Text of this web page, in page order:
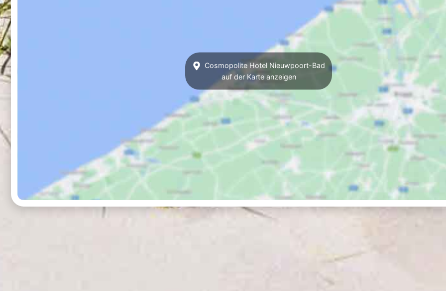
Cosmopolite Hotel Nieuwpoort-Bad
auf der Karte anzeigen